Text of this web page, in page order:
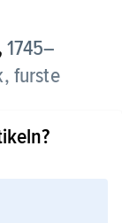
1745–
furste
ryska
ålder att